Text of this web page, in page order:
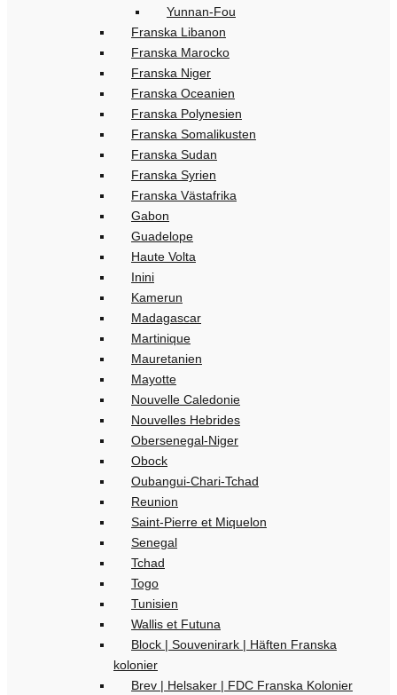
Yunnan-Fou
Franska Libanon
Franska Marocko
Franska Niger
Franska Oceanien
Franska Polynesien
Franska Somalikusten
Franska Sudan
Franska Syrien
Franska Västafrika
Gabon
Guadelope
Haute Volta
Inini
Kamerun
Madagascar
Martinique
Mauretanien
Mayotte
Nouvelle Caledonie
Nouvelles Hebrides
Obersenegal-Niger
Obock
Oubangui-Chari-Tchad
Reunion
Saint-Pierre et Miquelon
Senegal
Tchad
Togo
Tunisien
Wallis et Futuna
Block | Souvenirark | Häften Franska
kolonier
Brev | Helsaker | FDC Franska Kolonier